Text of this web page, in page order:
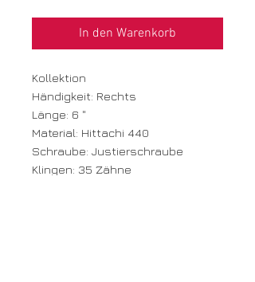
In den Warenkorb
Kollektion
Händigkeit: Rechts
Länge: 6 "
Material: Hittachi 440
Schraube: Justierschraube
Klingen: 35 Zähne